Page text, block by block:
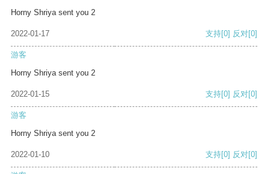
Horny Shriya sent you 2
2022-01-17 支持[0] 反对[0]
游客
Horny Shriya sent you 2
2022-01-15 支持[0] 反对[0]
游客
Horny Shriya sent you 2
2022-01-10 支持[0] 反对[0]